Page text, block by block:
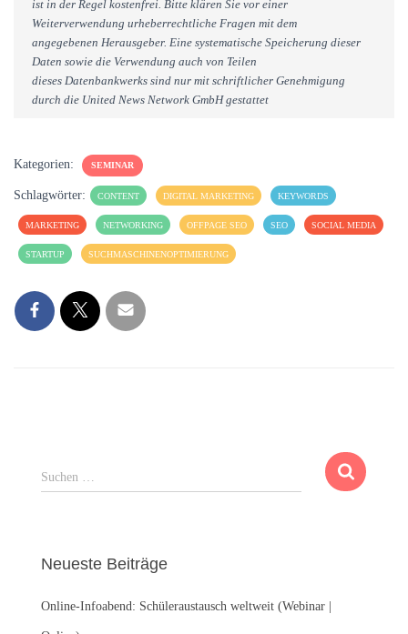
ist in der Regel kostenfrei. Bitte klären Sie vor einer
Weiterverwendung urheberrechtliche Fragen mit dem
angegebenen Herausgeber. Eine systematische Speicherung dieser
Daten sowie die Verwendung auch von Teilen
dieses Datenbankwerks sind nur mit schriftlicher Genehmigung
durch die United News Network GmbH gestattet
Kategorien: SEMINAR
Schlagwörter: CONTENT DIGITAL MARKETING KEYWORDS
MARKETING NETWORKING OFFPAGE SEO SEO SOCIAL MEDIA
STARTUP SUCHMASCHINENOPTIMIERUNG
S
u
n
a
c
Suchen …
Neueste Beiträge
Online-Infoabend: Schüleraustausch weltweit (Webinar |